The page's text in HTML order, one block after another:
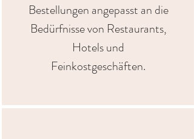
Bestellungen angepasst an die
Bedürfnisse von Restaurants,
Hotels und
Feinkostgeschäften.